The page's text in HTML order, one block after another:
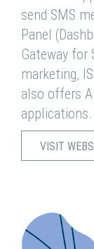
send SMS
Panel
Gateway for
marketing,
also offers
applications.
VISIT